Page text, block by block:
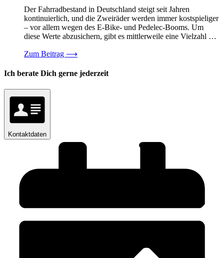
Der Fahrradbestand in Deutschland steigt seit Jahren
kontinuierlich, und die Zweiräder werden immer kostspieliger
– vor allem wegen des E-Bike- und Pedelec-Booms. Um
diese Werte abzusichern, gibt es mittlerweile eine Vielzahl …
Zum Beitrag ⟶
Ich berate Dich gerne jederzeit
Kontaktdaten